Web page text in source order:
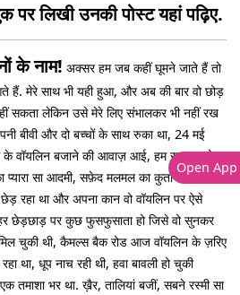
लिखी उनकी पोस्ट यहां पढ़िए.
के नाम! अक्सर हम जब कहीं घूमने जाते हैं तो
हैं. मेरे साथ भी यही हुआ, और अब की बार वो छोड़
सकता लेकिन उसे मेरे लिए संभालकर भी नहीं रख
बीवी और दो बच्चों के साथ रुका था, 24 मई
वॉयलिन बजाने की आवाज़ आई, हम सब गए तो
सा आदमी, सफ़ेद मलमल का कुर्ता और सफ़ेद
रहा था और अपना कान वो वॉयलिन पर ऐसे
छेड़छाड़ पर कुछ फुसफुसाता हो जिसे वो सुनकर
चुकी थी, कैमल्स बैक रोड आज वॉयलिन के ज़रिए
था, धूप नाच रही थी, हवा बावली हो चुकी
तमाशा भर था. ख़ैर, तालियां बजीं, सबने रस्मी सा
Open App